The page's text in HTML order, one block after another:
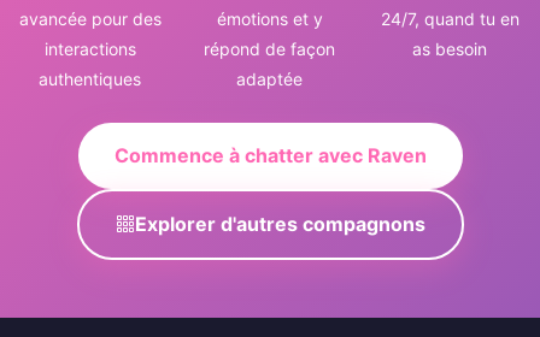
avancée pour des
interactions
authentiques
émotions et y
répond de façon
adaptée
24/7, quand tu en
as besoin
Commence à chatter avec Raven
Explorer d'autres compagnons